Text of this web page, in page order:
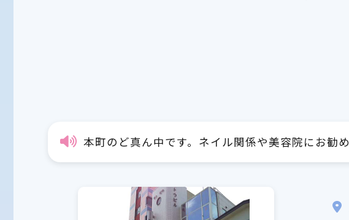
本町のど真ん中です。ネイル関係や美容院にお勧め